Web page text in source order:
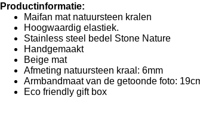
Productinformatie:
Maifan mat natuursteen kralen
Hoogwaardig elastiek.
Stainless steel bedel Stone Nature
Handgemaakt
Beige mat
Afmeting natuursteen kraal: 6mm
Armbandmaat van de getoonde foto:
Eco friendly gift box